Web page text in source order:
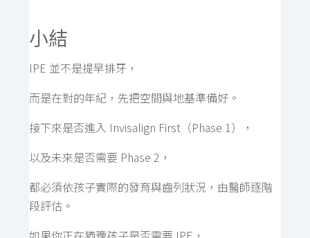
小結
IPE 並不是提早排牙，
而是在對的年紀，先把空間與地基準備好。
接下來是否進入 Invisalign First（Phase 1），
以及未來是否需要 Phase 2，
都必須依孩子實際的發育與齒列狀況，由醫師逐階
段評估。